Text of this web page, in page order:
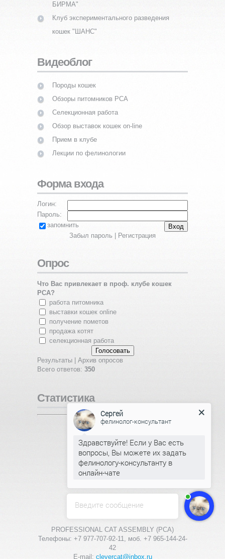
БИРМА"
Клуб экспериментального разведения
кошек "ШАНС"
Видеоблог
Породы кошек
Обзоры питомников PCA
Селекционная работа
Обзор выставок кошек on-line
Прием в клубе
Лекции по фелинологии
Форма входа
Логин:
Пароль:
запомнить
Забыл пароль
Регистрация
Опрос
Что Вас привлекает в проф. клубе кошек
PCA?
работа питомника
выставки кошек online
получение пометов
продажа котят
селекционная работа
Результаты
Архив опросов
Всего ответов: 350
Статистика
Онлайн всего:1
Пользователей:0
PROFESSIONAL CAT ASSEMBLY (PCA)
Телефоны: +7 977-707-92-11, моб. +7 965-144-24-
42
E-mail: clevercat@inbox.ru
Введите сообщение
Сергей
фелинолог-консультант
Здравствуйте! Если у Вас есть
вопросы, Вы можете их задать
фелинологу-консультанту в
онлайн-чате